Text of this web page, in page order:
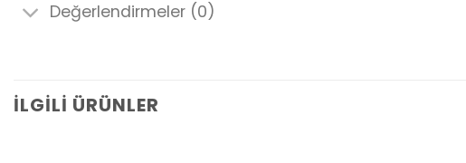
Değerlendirmeler (0)
İLGILI ÜRÜNLER